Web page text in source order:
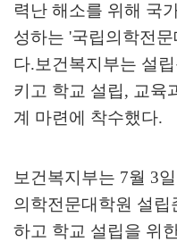
력난 해소를 위해 국
성하는 '국립의학전문
다.보건복지부는 설
키고 학교 설립, 교육
계 마련에 착수했다.
보건복지부는 7월 3
의학전문대학원 설립
하고 학교 설립을 위